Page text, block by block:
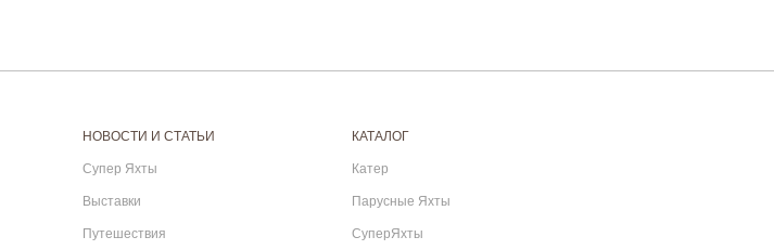
НОВОСТИ И СТАТЬИ
Супер Яхты
Выставки
Путешествия
КАТАЛОГ
Катер
Парусные Яхты
СуперЯхты